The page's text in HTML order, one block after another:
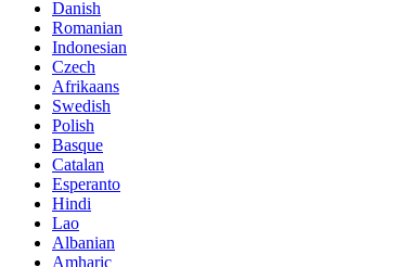
Danish
Romanian
Indonesian
Czech
Afrikaans
Swedish
Polish
Basque
Catalan
Esperanto
Hindi
Lao
Albanian
Amharic